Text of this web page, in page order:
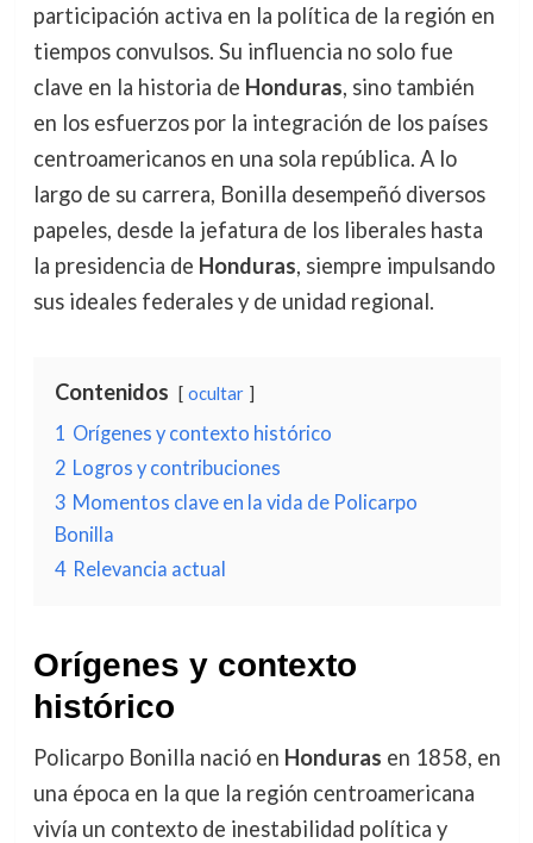
participación activa en la política de la región en
tiempos convulsos. Su influencia no solo fue
clave en la historia de Honduras, sino también
en los esfuerzos por la integración de los países
centroamericanos en una sola república. A lo
largo de su carrera, Bonilla desempeñó diversos
papeles, desde la jefatura de los liberales hasta
la presidencia de Honduras, siempre impulsando
sus ideales federales y de unidad regional.
Contenidos ocultar
1 Orígenes y contexto histórico
2 Logros y contribuciones
3 Momentos clave en la vida de Policarpo
Bonilla
4 Relevancia actual
Orígenes y contexto
histórico
Policarpo Bonilla nació en Honduras en 1858, en
una época en la que la región centroamericana
vivía un contexto de inestabilidad política y